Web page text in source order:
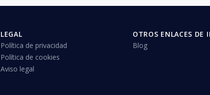
LEGAL
Política de privacidad
Política de cookies
Aviso legal
OTROS ENLACES DE
Blog